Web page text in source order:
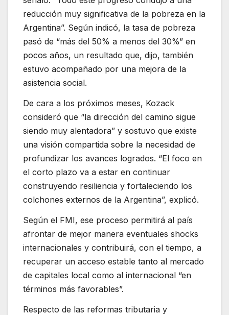
reducción muy significativa de la pobreza en la
Argentina”. Según indicó, la tasa de pobreza
pasó de “más del 50% a menos del 30%” en
pocos años, un resultado que, dijo, también
estuvo acompañado por una mejora de la
asistencia social.
De cara a los próximos meses, Kozack
consideró que “la dirección del camino sigue
siendo muy alentadora” y sostuvo que existe
una visión compartida sobre la necesidad de
profundizar los avances logrados. “El foco en
el corto plazo va a estar en continuar
construyendo resiliencia y fortaleciendo los
colchones externos de la Argentina”, explicó.
Según el FMI, ese proceso permitirá al país
afrontar de mejor manera eventuales shocks
internacionales y contribuirá, con el tiempo, a
recuperar un acceso estable tanto al mercado
de capitales local como al internacional “en
términos más favorables”.
Respecto de las reformas tributaria y